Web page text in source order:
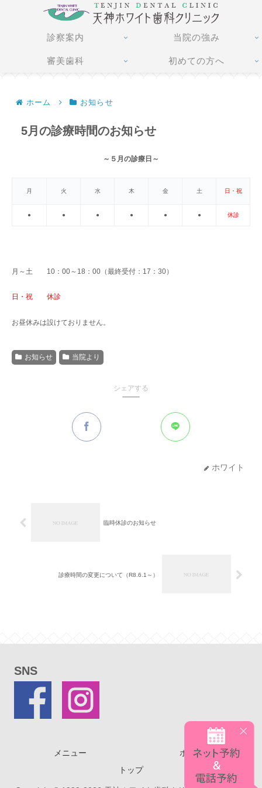
診察案内 当院の強み
審美歯科 初めての方へ
ホーム お知らせ
5月の診療時間のお知らせ
～５月の診療日～
月 火 水 木 金 土 日・祝
● ● ● ● ● ● 休診
月～土 10：00～18：00（最終受付：17：30）
日・祝 休診
お昼休みは設けておりません。
お知らせ 当院より
シェアする
ホワイト
臨時休診のお知らせ
診療時間の変更について（R8.6.1～）
SNS
メニュー
ホーム
トップ